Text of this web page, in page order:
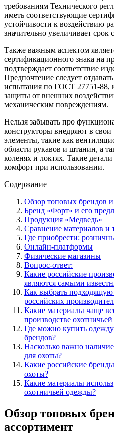
требованиям Технического
иметь соответствующие
устойчивости к воздействию
значительно увеличивает
Также важным аспектом
сертификационного знака на
подтверждает соответствие
Предпочтение следует
испытания по ГОСТ 27751-88,
защиты от внешних
механическим повреждениям.
Нельзя забывать про
конструкторы внедряют в
элементы, такие как
области рукавов и штанин, а
коленях и локтях. Такие
комфорт при использовании.
Содержание
Обзор топовых брендов
Бренд «Форт» и его
Продукция «Медведь»
Сравнение материалов и
Где приобрести:
Онлайн-платформы
Физические магазины
Вопрос-ответ:
Какие российские
являются самыми
Как выбрать
российских
Какие материалы чаще
производстве
Где можно купить
брендов?
Насколько важно
для охоты?
Какие российские
охоты?
Какие материалы
охотничьей одежды?
Обзор топовых
ассортимент